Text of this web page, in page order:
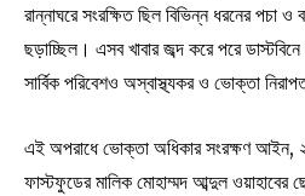
রান্নাঘরে সংরক্ষিত ছিল বিভিন্ন ধরনের পচা ও
ছড়াচ্ছিল। এসব খাবার জব্দ করে পরে
সার্বিক পরিবেশও অস্বাস্থ্যকর ও ভোক্তা
এই অপরাধে ভোক্তা অধিকার সংরক্ষণ আইন,
ফাস্টফুডের মালিক মোহাম্মদ আব্দুল ওয়াহাবের